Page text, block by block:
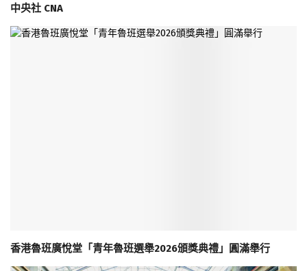
中央社 CNA
香港魯班廣悅堂「青年魯班選舉2026頒獎典禮」圓滿舉行